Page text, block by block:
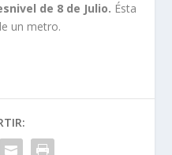
de 8 de Julio. Ésta
un metro.